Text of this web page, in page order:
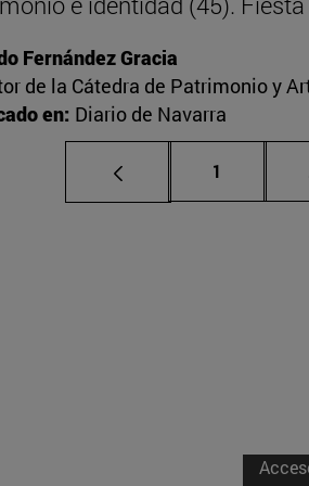
Fernández Gracia
de la Cátedra de Patrimonio y
en: Diario de Navarra
Página
1